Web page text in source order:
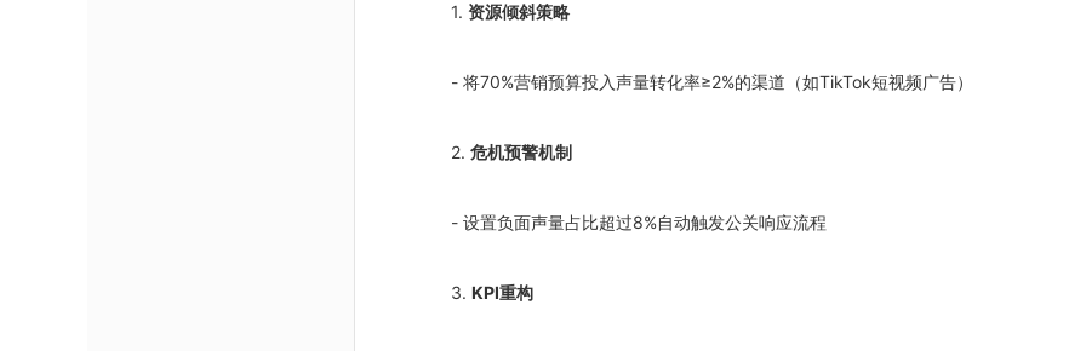
1. 资源倾斜策略
- 将70%营销预算投入声量转化率≥2%的渠道（如TikTok短视频广告）
2. 危机预警机制
- 设置负面声量占比超过8%自动触发公关响应流程
3. KPI重构